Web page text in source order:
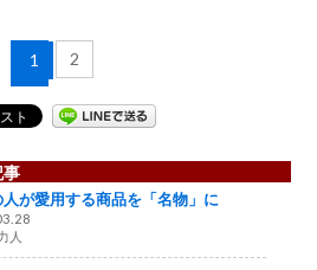
1 2
事
が愛用する商品を「名物」に
人